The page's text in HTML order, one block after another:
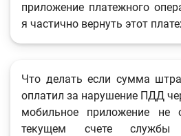
приложение платежного
я частично вернуть этот
Что делать если сумма
оплатил за нарушение ПДД
мобильное приложение не
текущем счете службы